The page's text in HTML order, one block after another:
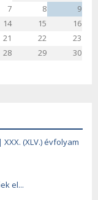
7 8
9
14 15
16
21 22
23
28 29
30
(XLV.) évfolyam
el...